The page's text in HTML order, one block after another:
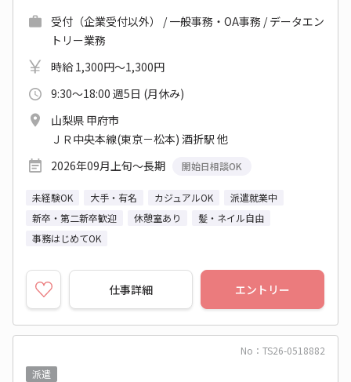
受付（企業受付以外） / 一般事務・OA事務 / データエン
トリー業務
時給 1,300円～1,300円
9:30～18:00 週5日 (月休み)
山梨県 甲府市
ＪＲ中央本線(東京－松本) 酒折駅 他
2026年09月上旬～長期
開始日相談OK
未経験OK 大手・有名 カジュアルOK
派遣就業中
新卒・第二新卒歓迎
休憩室あり
髪・ネイル自由
事務はじめてOK
仕事詳細 エントリー
No：TS26-0518882
派遣